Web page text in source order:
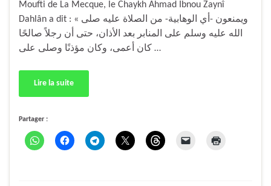
Moufti de La Mecque, le Chaykh Ahmad Ibnou Zaynî
Dahlân a dit : « ويمنعون -أي الوهابية- من الصلاة عليه صلى
الله عليه وسلم على المنابر بعد الأذان، حتى أن رجلاً صالحًا
كان أعمى، وكان مؤذنًا وصلى على …
Lire la suite
Partager :